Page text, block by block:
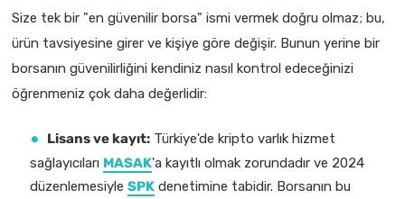
Size tek bir "en güvenilir borsa" ismi vermek doğru olmaz; bu,
ürün tavsiyesine girer ve kişiye göre değişir. Bunun yerine bir
borsanın güvenilirliğini kendiniz nasıl kontrol edeceğinizi
öğrenmeniz çok daha değerlidir:
Lisans ve kayıt: Türkiye'de kripto varlık hizmet
sağlayıcıları MASAK'a kayıtlı olmak zorundadır ve 2024
düzenlemesiyle SPK denetimine tabidir. Borsanın bu